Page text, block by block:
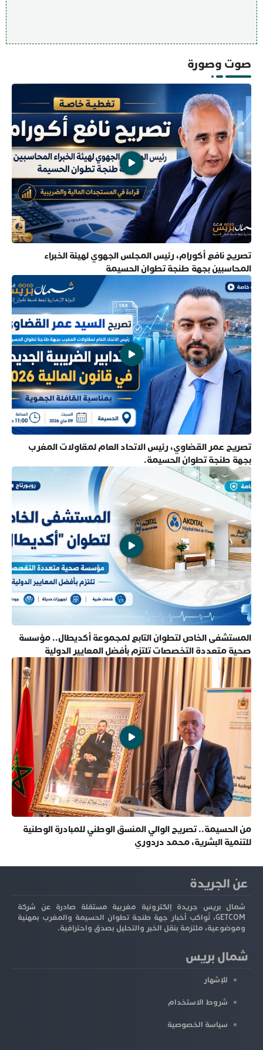
صوت وصورة
تصريح نافع أكورام، رئيس المجلس الجهوي لهيئة الخبراء
المحاسبين بجهة طنجة تطوان الحسيمة
تصريح عمر القضاوي، رئيس الاتحاد العام لمقاولات المغرب
بجهة طنجة تطوان الحسيمة.
المستشفى الخاص لتطوان التابع لمجموعة أكديطال.. مؤسسة
صحية متعددة التخصصات تلتزم بأفضل المعايير الدولية
من الحسيمة.. تصريح الوالي المنسق الوطني للمبادرة الوطنية
للتنمية البشرية، محمد دردوري
عن الجريدة
شمال بريس جريدة إلكترونية مغربية مستقلة صادرة عن شركة
GETCOM، تُواكب أخبار جهة طنجة تطوان الحسيمة والمغرب بمهنية
وموضوعية، ملتزمة بنقل الخبر والتحليل بصدق واحترافية.
شمال بريس
للإشهار
شروط الاستخدام
سياسة الخصوصية